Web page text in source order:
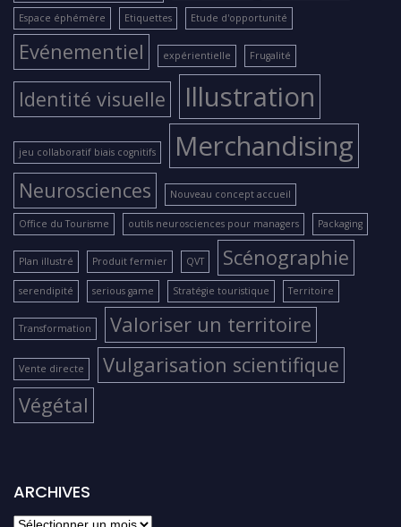
Espace éphémère Etiquettes Etude d'opportunité
Evénementiel expérientielle Frugalité
Identité visuelle Illustration
jeu collaboratif biais cognitifs Merchandising
Neurosciences Nouveau concept accueil
Office du Tourisme outils neurosciences pour managers Packaging
Plan illustré Produit fermier QVT Scénographie
serendipité serious game Stratégie touristique Territoire
Transformation Valoriser un territoire
Vente directe
Vulgarisation scientifique
Végétal
ARCHIVES
archives